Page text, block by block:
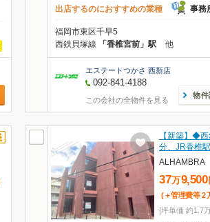
出店するのにおすすめの業種 事務
福岡市東区千早5
西鉄貝塚線 「香椎宮前」駅 他
エステートつかさ 西新店
092-841-4188
この会社の全物件を見る
物件
【新築】◆
分、JR香椎
ALHAMBRA
37万9,500
(＋管理費等 2
[坪単価 約1.7